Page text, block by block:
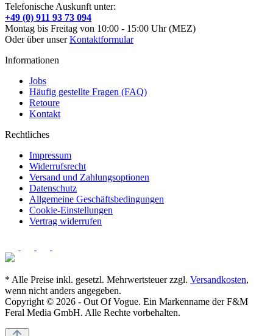
Telefonische Auskunft unter:
+49 (0) 911 93 73 094
Montag bis Freitag von 10:00 - 15:00 Uhr (MEZ)
Oder über unserKontaktformular
Informationen
Jobs
Häufig gestellte Fragen (FAQ)
Retoure
Kontakt
Rechtliches
Impressum
Widerrufsrecht
Versand und Zahlungsoptionen
Datenschutz
Allgemeine Geschäftsbedingungen
Cookie-Einstellungen
Vertrag widerrufen
* Alle Preise inkl. gesetzl. Mehrwertsteuer zzgl. Versandkosten,
wenn nicht anders angegeben.
Copyright © 2026 - Out Of Vogue. Ein Markenname der F&M
Feral Media GmbH. Alle Rechte vorbehalten.